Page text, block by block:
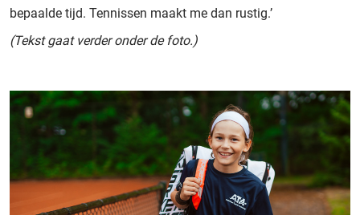
bepaalde tijd. Tennissen maakt me dan rustig.’
(Tekst gaat verder onder de foto.)